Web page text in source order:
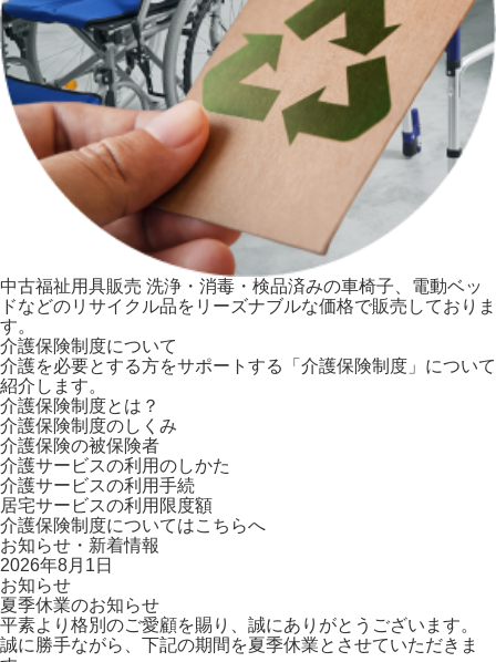
中古福祉用具販売 洗浄・消毒・検品済みの車椅子、電動ベッ
ドなどのリサイクル品をリーズナブルな価格で販売しておりま
す。
介護保険制度について
介護を必要とする方をサポートする「介護保険制度」について
紹介します。
介護保険制度とは？
介護保険制度のしくみ
介護保険の被保険者
介護サービスの利用のしかた
介護サービスの利用手続
居宅サービスの利用限度額
介護保険制度についてはこちらへ
お知らせ・新着情報
2026年8月1日
お知らせ
夏季休業のお知らせ
平素より格別のご愛顧を賜り、誠にありがとうございます。
誠に勝手ながら、下記の期間を夏季休業とさせていただきま